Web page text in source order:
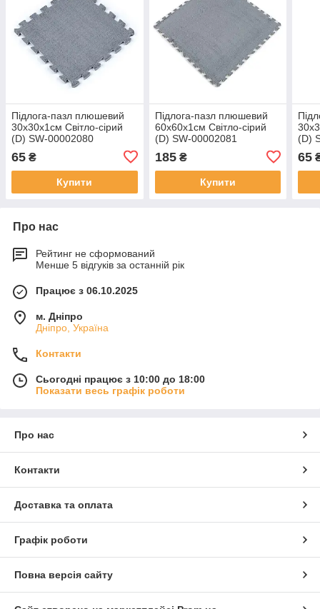
Підлога-пазл плюшевий
30х30х1см Світло-сірий
(D) SW-00002080
65 ₴
Купити
Підлога-пазл плюшевий
60х60х1см Світло-сірий
(D) SW-00002081
185₴
Купити
(D)
65
Про нас
Рейтинг не сформований
Менше 5 відгуків за останній рік
Працює з 06.10.2025
м. Дніпро
Дніпро, Україна
Контакти
Сьогодні працює з 10:00 до 18:00
Показати весь графік роботи
Про нас
Контакти
Доставка та оплата
Графік роботи
Повна версія сайту